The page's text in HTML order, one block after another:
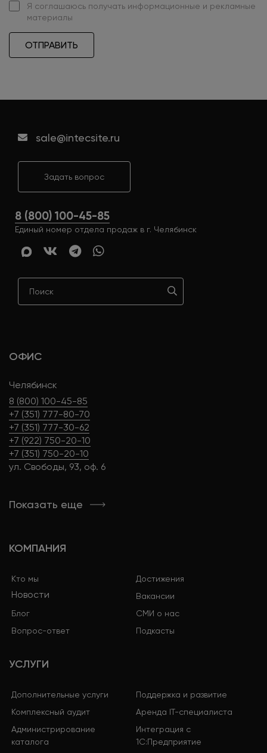
Я соглашаюсь получать информационные и рекламные
материалы
ОТПРАВИТЬ
sale@intecsite.ru
Задать вопрос
8 (800) 100-45-85
Единый номер отдела продаж в г. Челябинск
ОФИС
Челябинск
8 (800) 100-45-85
+7 (351) 777-80-70
+7 (351) 777-30-62
+7 (922) 750-20-10
+7 (351) 750-20-10
ул. Свободы, 93, оф. 6
Показать еще
КОМПАНИЯ
Кто мы Достижения
Новости
Вакансии
Блог
СМИ о нас
Вопрос-ответ
Подкасты
УСЛУГИ
Дополнительные услуги
Поддержка и развитие
Комплексный аудит
Аренда IT-специалиста
Администрирование
каталога
Интеграция с
1С:Предприятие